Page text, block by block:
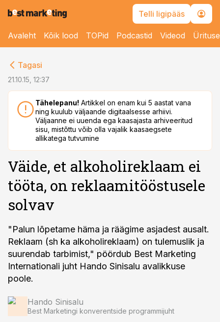
Telli ligipääs
Avaleht Kõik lood TOPid Podcastid Videod
Tagasi
21.10.15, 12:37
Tähelepanu! Artikkel on enam kui 5 aastat vana
ning kuulub väljaande digitaalsesse arhiivi.
Väljaanne ei uuenda ega kaasajasta arhiveeritud
sisu, mistõttu võib olla vajalik kaasaegsete
allikatega tutvumine
Väide, et alkoholireklaam ei
tööta, on reklaamitööstusele
solvav
"Palun lõpetame häma ja räägime asjadest ausalt.
Reklaam (sh ka alkoholireklaam) on tulemuslik ja
suurendab tarbimist," pöördub Best Marketing
Internationali juht Hando Sinisalu avalikkuse
poole.
Hando Sinisalu
Best Marketingi konverentside programmijuht